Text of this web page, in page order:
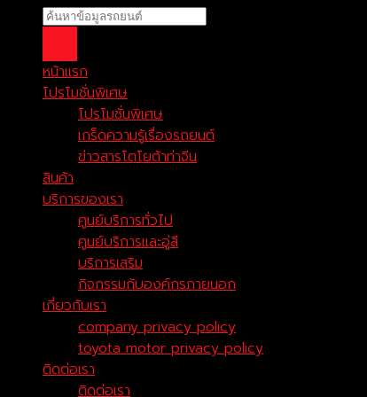
หน้าแรก
โปรโมชั่นพิเศษ
โปรโมชั่นพิเศษ
เกร็ดความรู้เรื่องรถยนต์
ข่าวสารโตโยต้าท่าจีน
สินค้า
บริการของเรา
ศูนย์บริการทั่วไป
ศูนย์บริการและอู่สี
บริการเสริม
กิจกรรมกับองค์กรภายนอก
เกี่ยวกับเรา
company privacy policy
toyota motor privacy policy
ติดต่อเรา
ติดต่อเรา